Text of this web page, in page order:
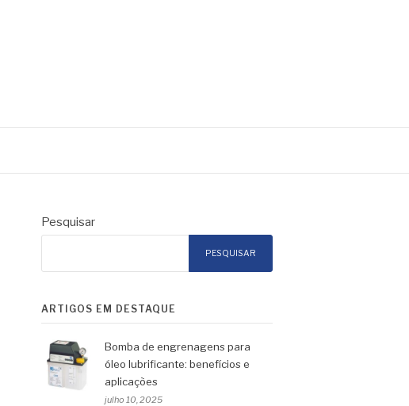
Pesquisar
PESQUISAR
ARTIGOS EM DESTAQUE
Bomba de engrenagens para
óleo lubrificante: benefícios e
aplicações
julho 10, 2025